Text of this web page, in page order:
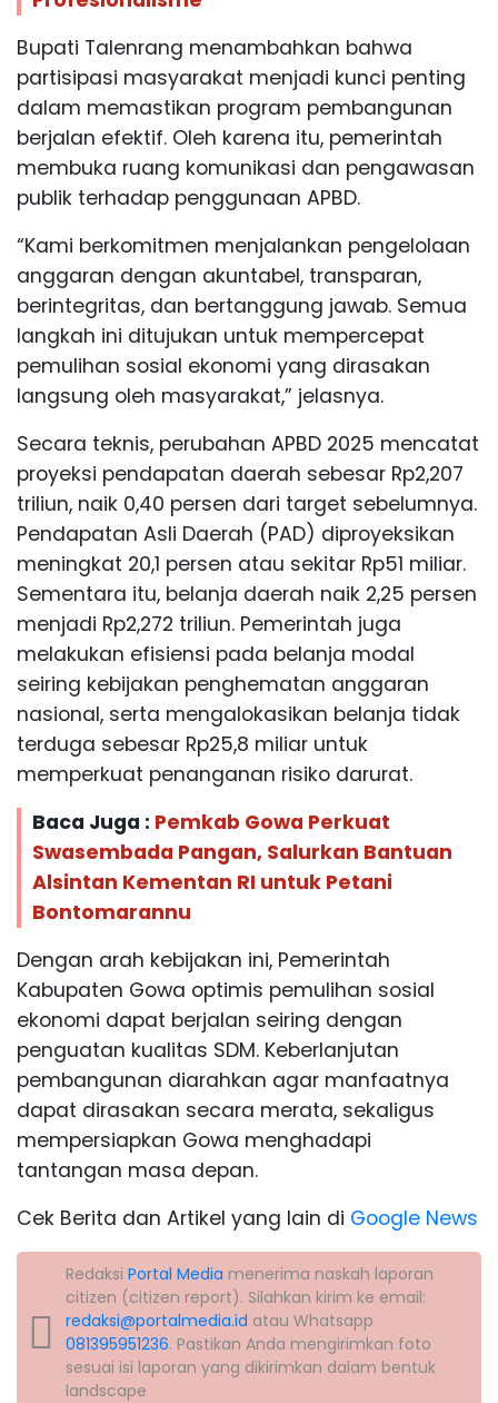
Bupati Talenrang menambahkan bahwa
partisipasi masyarakat menjadi kunci penting
dalam memastikan program pembangunan
berjalan efektif. Oleh karena itu, pemerintah
membuka ruang komunikasi dan pengawasan
publik terhadap penggunaan APBD.
“Kami berkomitmen menjalankan pengelolaan
anggaran dengan akuntabel, transparan,
berintegritas, dan bertanggung jawab. Semua
langkah ini ditujukan untuk mempercepat
pemulihan sosial ekonomi yang dirasakan
langsung oleh masyarakat,” jelasnya.
Secara teknis, perubahan APBD 2025 mencatat
proyeksi pendapatan daerah sebesar Rp2,207
triliun, naik 0,40 persen dari target sebelumnya.
Pendapatan Asli Daerah (PAD) diproyeksikan
meningkat 20,1 persen atau sekitar Rp51 miliar.
Sementara itu, belanja daerah naik 2,25 persen
menjadi Rp2,272 triliun. Pemerintah juga
melakukan efisiensi pada belanja modal
seiring kebijakan penghematan anggaran
nasional, serta mengalokasikan belanja tidak
terduga sebesar Rp25,8 miliar untuk
memperkuat penanganan risiko darurat.
Baca Juga : Pemkab Gowa Perkuat
Swasembada Pangan, Salurkan Bantuan
Alsintan Kementan RI untuk Petani
Bontomarannu
Dengan arah kebijakan ini, Pemerintah
Kabupaten Gowa optimis pemulihan sosial
ekonomi dapat berjalan seiring dengan
penguatan kualitas SDM. Keberlanjutan
pembangunan diarahkan agar manfaatnya
dapat dirasakan secara merata, sekaligus
mempersiapkan Gowa menghadapi
tantangan masa depan.
Cek Berita dan Artikel yang lain di Google News
Redaksi Portal Media menerima naskah laporan
citizen (citizen report). Silahkan kirim ke email:
redaksi@portalmedia.id atau Whatsapp
081395951236. Pastikan Anda mengirimkan foto
sesuai isi laporan yang dikirimkan dalam bentuk
landscape